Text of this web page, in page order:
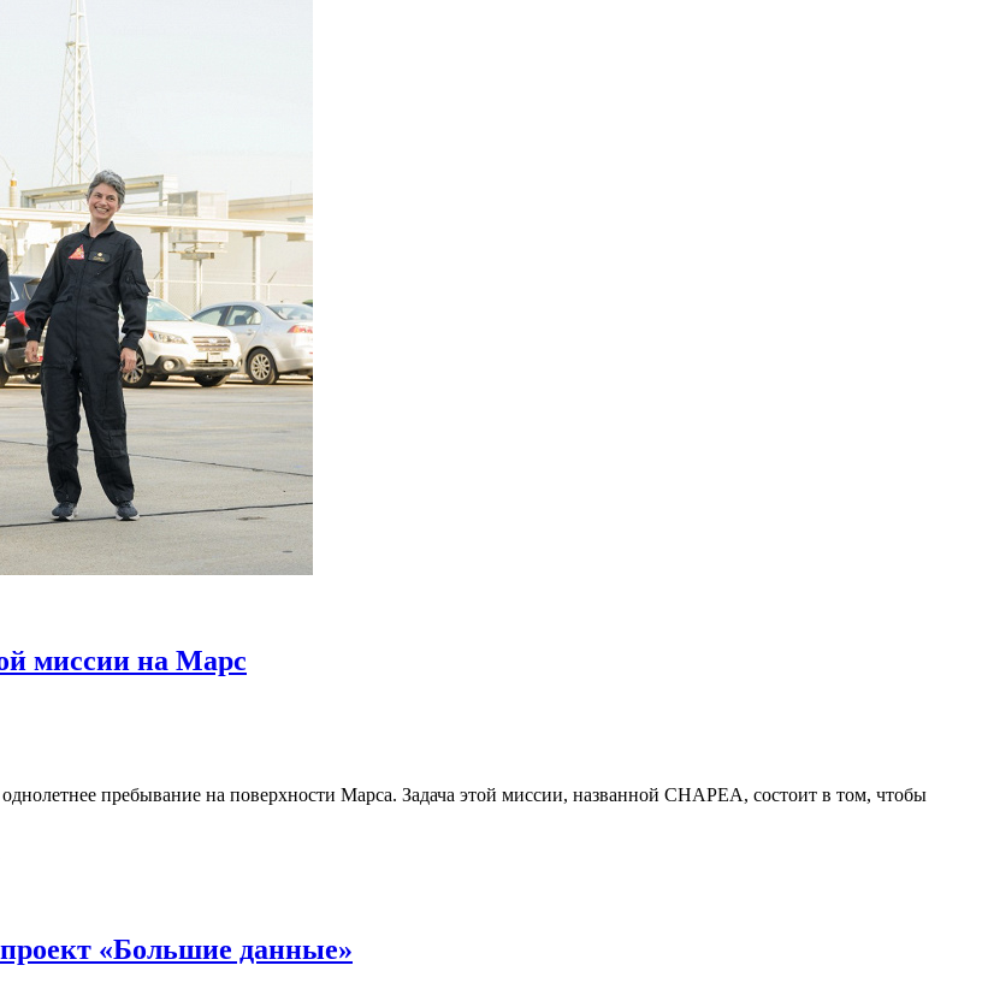
миссии на Марс
пребывание на поверхности Марса. Задача этой миссии, названной CHAPEA, состоит в том, чтобы
«Большие данные»